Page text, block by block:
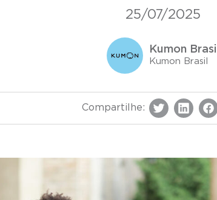
25/07/2025
Kumon Brasil
Kumon Brasil
Compartilhe: